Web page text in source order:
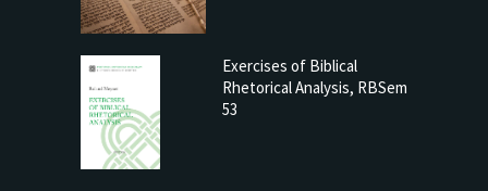
Exercises of Biblical
Rhetorical Analysis, RBSem
53